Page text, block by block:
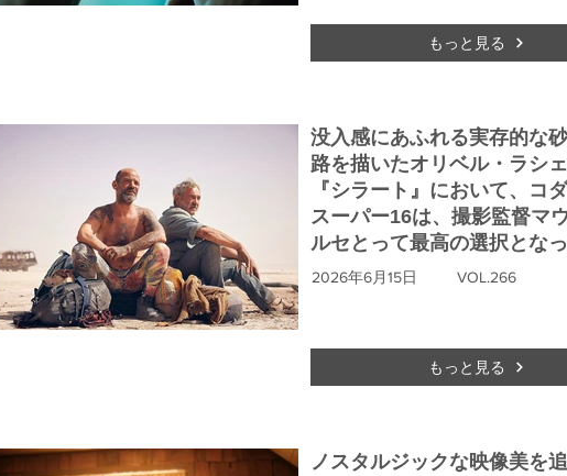
もっと見る
没入感にあふれる実存的な
路を描いたオリベル・ラシ
『シラート』において、コ
スーパー16は、撮影監督マ
ルセとって最高の選択とな
2026年6月15日 VOL.266
もっと見る
ノスタルジックな映像美を追